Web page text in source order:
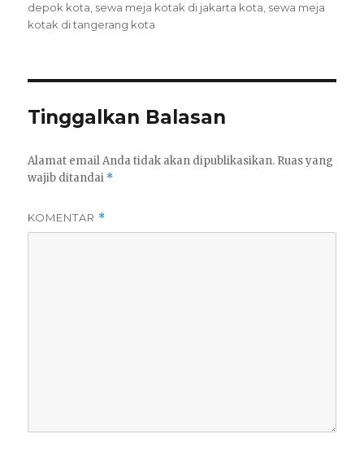
depok kota, sewa meja kotak di jakarta kota, sewa meja
kotak di tangerang kota
Tinggalkan Balasan
Alamat email Anda tidak akan dipublikasikan. Ruas yang
wajib ditandai *
KOMENTAR *